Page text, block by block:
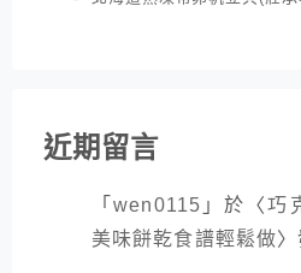
近期留言
「wen0115 」於〈巧
美味餅乾食譜輕鬆做